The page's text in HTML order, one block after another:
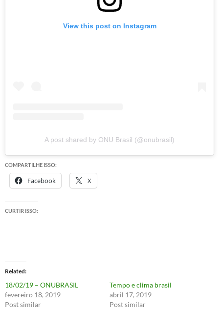
View this post on Instagram
A post shared by ONU Brasil (@onubrasil)
COMPARTILHE ISSO:
Facebook X
CURTIR ISSO:
Related
18/02/19 – ONUBRASIL
fevereiro 18, 2019
Post similar
Tempo e clima brasil
abril 17, 2019
Post similar